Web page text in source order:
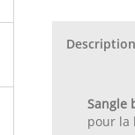
Description
Sangle
pour la